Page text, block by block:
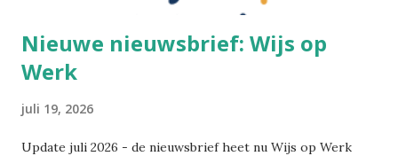
Nieuwe nieuwsbrief: Wijs op
Werk
juli 19, 2026
Update juli 2026 - de nieuwsbrief heet nu Wijs op Werk